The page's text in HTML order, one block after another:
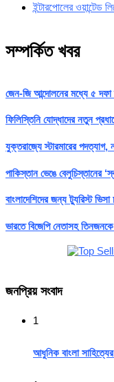
ইন্টারপোলের ওয়ান্টেড
সম্পর্কিত খবর
জেন-জি আন্দোলনের মধ্যে ৫ দফা
ফিলিস্তিনি যোদ্ধাদের নতুন
যুক্তরাজ্যে স্টারমারের পদত্যাগ,
পাকিস্তান ভেঙে বেলুচিস্তানের
বাংলাদেশিদের জন্য ট্যুরিস্ট
ভারতে বিজেপি নেতাসহ
জনপ্রিয় সংবাদ
1
আধুনিক বাংলা